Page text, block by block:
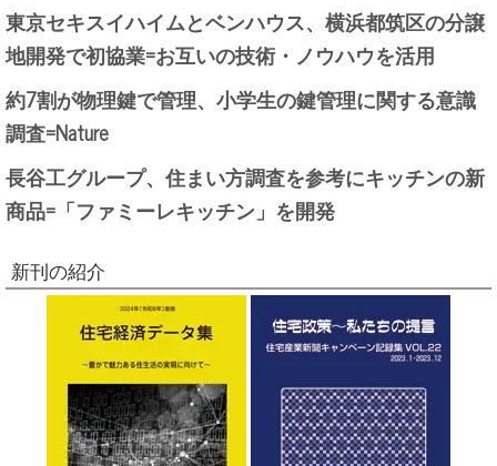
東京セキスイハイムとベンハウス、横浜都筑区の分譲
地開発で初協業=お互いの技術・ノウハウを活用
約7割が物理鍵で管理、小学生の鍵管理に関する意識
調査=Nature
長谷工グループ、住まい方調査を参考にキッチンの新
商品=「ファミーレキッチン」を開発
新刊の紹介